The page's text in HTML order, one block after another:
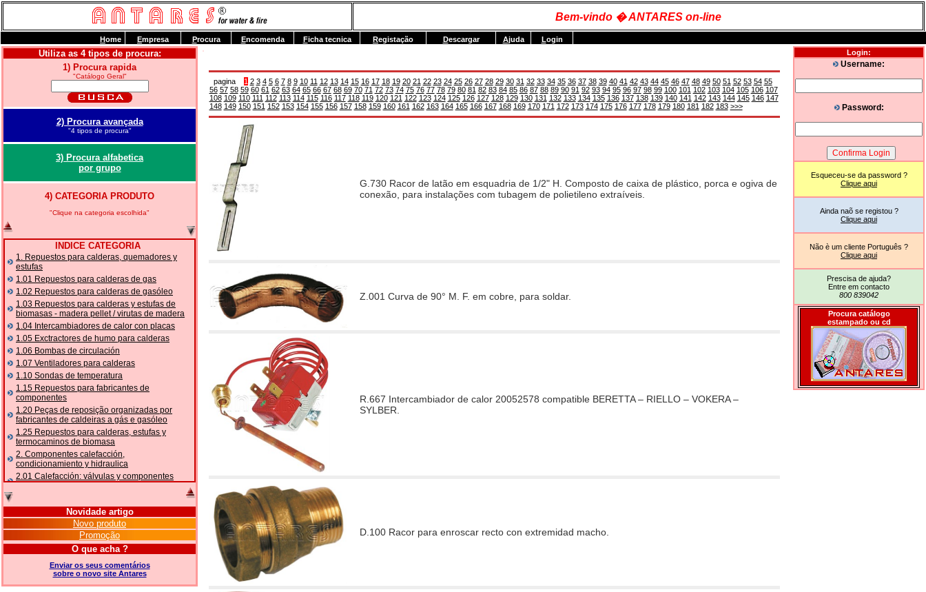
Bem-vindo � ANTARES on-line
Utiliza as 4 tipos de procura:
1) Procura rapida
"Catálogo Geral"
2) Procura avançada
"4 tipos de procura"
3) Procura alfabetica
por grupo
4) CATEGORIA PRODUTO
"Clique na categoria escolhida"
INDICE CATEGORIA
1. Repuestos para calderas, quemadores y
estufas
1.01 Repuestos para calderas de gas
1.02 Repuestos para calderas de gasóleo
1.03 Repuestos para calderas y estufas de
biomasas - madera pellet / virutas de madera
1.04 Intercambiadores de calor con placas
1.05 Exctractores de humo para calderas
1.06 Bombas de circulación
1.07 Ventiladores para calderas
1.10 Sondas de temperatura
1.15 Repuestos para fabricantes de
componentes
1.20 Peças de reposição organizadas por
fabricantes de caldeiras a gás e gasóleo
1.25 Repuestos para calderas, estufas y
termocaminos de biomasa
2. Componentes calefacción,
condicionamiento y hidraulica
2.01 Calefacción: válvulas y componentes
acessórios
2.10 Termorregulación instalaciones
2.15 Acondicionamiento: válvulas y
componentes relacionados y complementarios
2.16 Gas: componentes para tubería,
relacionados y complementarios
2.17 Gasóleo: componentes para tubería,
relacionados y complementarios
Novidade artigo
Novo produto
Promoção
O que acha ?
Enviar os seus comentários
sobre o novo site Antares
pagina 1 2 3 4 5 6 7 8 9 10 11 12 13 14 15 16 17 18 19 20 21 22 23 24 25 26 27 28 29 30 31 32 33 34 35 36 37 38 39 40 41 42 43 44 45 46 47 48 49 50 51 52 53 54 55
56 57 58 59 60 61 62 63 64 65 66 67 68 69 70 71 72 73 74 75 76 77 78 79 80 81 82 83 84 85 86 87 88 89 90 91 92 93 94 95 96 97 98 99 100 101 102 103 104 105 106 107
108 109 110 111 112 113 114 115 116 117 118 119 120 121 122 123 124 125 126 127 128 129 130 131 132 133 134 135 136 137 138 139 140 141 142 143 144 145 146 147
148 149 150 151 152 153 154 155 156 157 158 159 160 161 162 163 164 165 166 167 168 169 170 171 172 173 174 175 176 177 178 179 180 181 182 183 >>>
G.730 Racor de latão em esquadria de 1/2" H. Composto de caixa de plástico, porca e ogiva de
conexão, para instalações com tubagem de polietileno extraíveis.
Z.001 Curva de 90° M. F. em cobre, para soldar.
R.667 Intercambiador de calor 20052578 compatible BERETTA – RIELLO – VOKERA –
SYLBER.
D.100 Racor para enroscar recto con extremidad macho.
Login:
Username:
Password:
Esqueceu-se da password ?
Clique aqui
Ainda naõ se registou ?
Clique aqui
Não è um cliente Português ?
Clique aqui
Prescisa de ajuda?
Entre em contacto
800 839042
Procura catálogo
estampado ou cd
Home Empresa Procura Encomenda Ficha tecnica Registação Descargar Ajuda Login